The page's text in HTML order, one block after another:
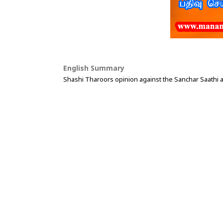
English Summary
Shashi Tharoors opinion against the Sanchar Saathi